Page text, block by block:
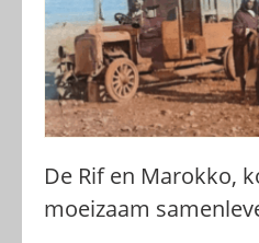
De Rif en Marokko,
moeizaam